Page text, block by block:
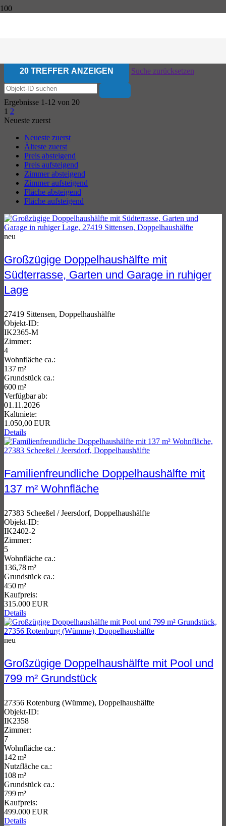
20 TREFFER ANZEIGEN Suche zurücksetzen
Ergebnisse 1-12 von 20
1 2
Neueste zuerst
Neueste zuerst
Älteste zuerst
Preis absteigend
Preis aufsteigend
Zimmer absteigend
Zimmer aufsteigend
Fläche absteigend
Fläche aufsteigend
neu
Großzügige Doppelhaushälfte mit
Südterrasse, Garten und Garage in ruhiger
Lage
27419 Sittensen, Doppelhaushälfte
Objekt-ID:
IK2365-M
Zimmer:
4
Wohnfläche ca.:
137 m²
Grund­stück ca.:
600 m²
Verfügbar ab:
01.11.2026
Kaltmiete:
1.050,00 EUR
Details
Familienfreundliche Doppelhaushälfte mit
137 m² Wohnfläche
27383 Scheeßel / Jeersdorf, Doppelhaushälfte
Objekt-ID:
IK2402-2
Zimmer:
5
Wohnfläche ca.:
136,78 m²
Grund­stück ca.:
450 m²
Kaufpreis:
315.000 EUR
Details
neu
Großzügige Doppelhaushälfte mit Pool und
799 m² Grundstück
27356 Rotenburg (Wümme), Doppelhaushälfte
Objekt-ID:
IK2358
Zimmer:
7
Wohnfläche ca.:
142 m²
Nutzfläche ca.:
108 m²
Grund­stück ca.:
799 m²
Kaufpreis:
499.000 EUR
Details